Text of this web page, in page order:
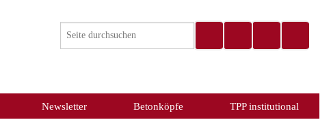
Newsletter Betonköpfe TPP institutional